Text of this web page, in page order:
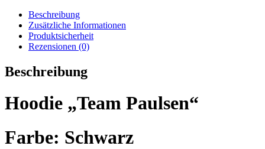
Beschreibung
Zusätzliche Informationen
Produktsicherheit
Rezensionen (0)
Beschreibung
Hoodie „Team Paulsen“
Farbe: Schwarz